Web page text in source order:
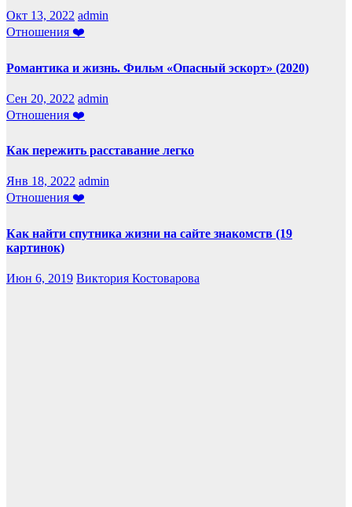
Окт 13, 2022 admin
Отношения ❤️
Романтика и жизнь. Фильм «Опасный эскорт» (2020)
Сен 20, 2022 admin
Отношения ❤️
Как пережить расставание легко
Янв 18, 2022 admin
Отношения ❤️
Как найти спутника жизни на сайте знакомств (19
картинок)
Июн 6, 2019 Виктория Костоварова